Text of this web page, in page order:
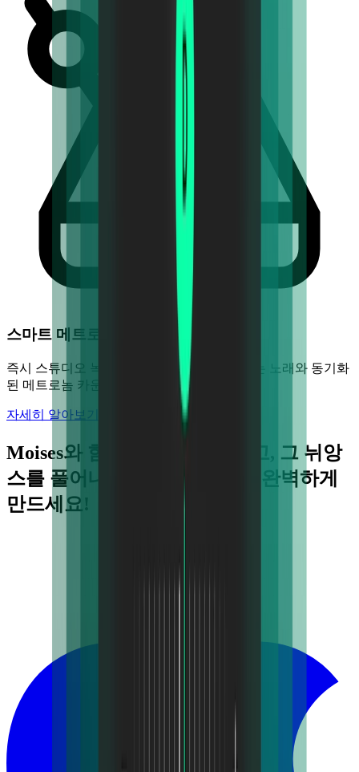
스마트 메트로놈
즉시 스튜디오 녹음이나 실황 녹음된 좋아하는 노래와 동기화
된 메트로놈 카운트를 생성하세요.
자세히 알아보기
Moises와 함께 음악에 빠져들고, 그 뉘앙
스를 풀어내고, 당신의 기술을 완벽하게
만드세요!